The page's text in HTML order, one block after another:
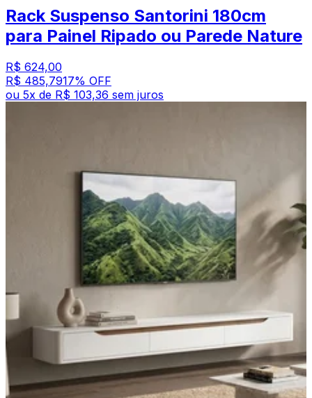
Rack Suspenso Santorini 180cm
para Painel Ripado ou Parede Nature
R$ 624,00
R$ 485,7917% OFF
ou 5x de R$ 103,36 sem juros